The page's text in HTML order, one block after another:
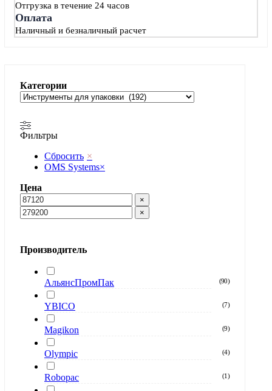
Отгрузка в течение 24 часов
Оплата
Наличный и безналичный расчет
Категории
Фильтры
Сбросить ×
OMS Systems×
Цена
×
×
Производитель
АльянсПромПак (90)
YBICO (7)
Magikon (9)
Olympic (4)
Robopac (1 )